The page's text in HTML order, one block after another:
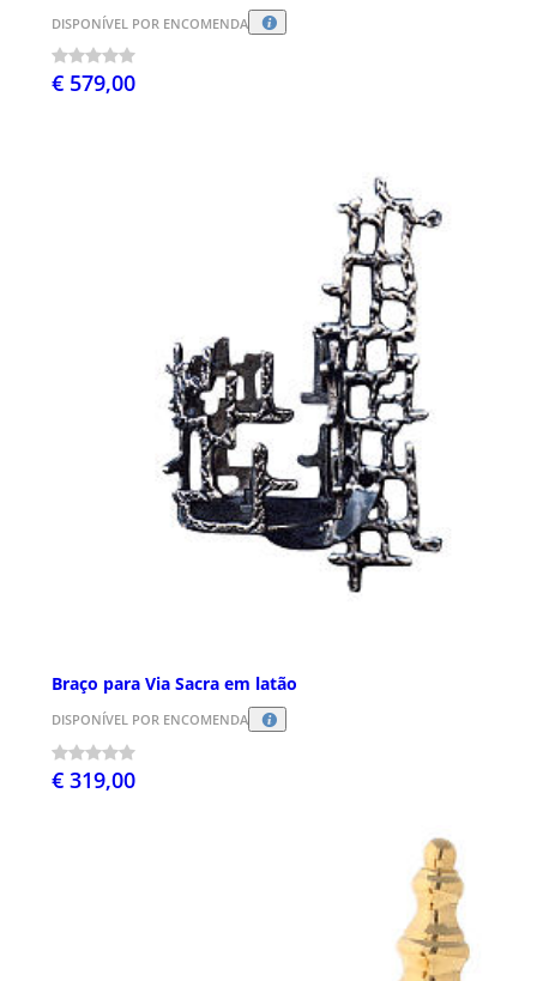
DISPONÍVEL POR ENCOMENDA
€ 579,00
Braço para Via Sacra em latão
DISPONÍVEL POR ENCOMENDA
€ 319,00